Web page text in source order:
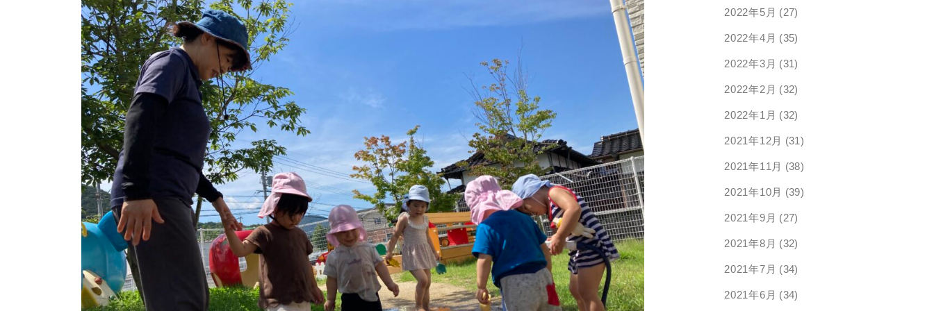
2022年5月 (27)
2022年4月 (35)
2022年3月 (31)
2022年2月 (32)
2022年1月 (32)
2021年12月 (31)
2021年11月 (38)
2021年10月 (39)
2021年9月 (27)
2021年8月 (32)
2021年7月 (34)
2021年6月 (34)